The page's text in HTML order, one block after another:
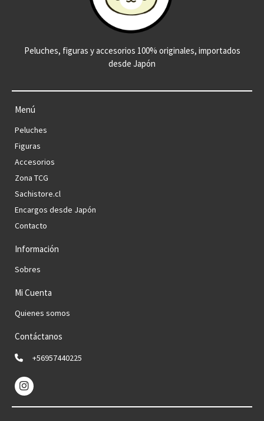
Peluches, figuras y accesorios 100% originales, importados
desde Japón
Menú
Peluches
Figuras
Accesorios
Zona TCG
Sachistore.cl
Encargos desde Japón
Contacto
Información
Sobres
Mi Cuenta
Quienes somos
Contáctanos
+56957440225